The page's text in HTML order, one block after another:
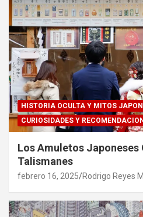
HISTORIA OCULTA Y MITOS
CURIOSIDADES Y
Los Amuletos
Talismanes
febrero 16, 2025 Rodrigo Reyes